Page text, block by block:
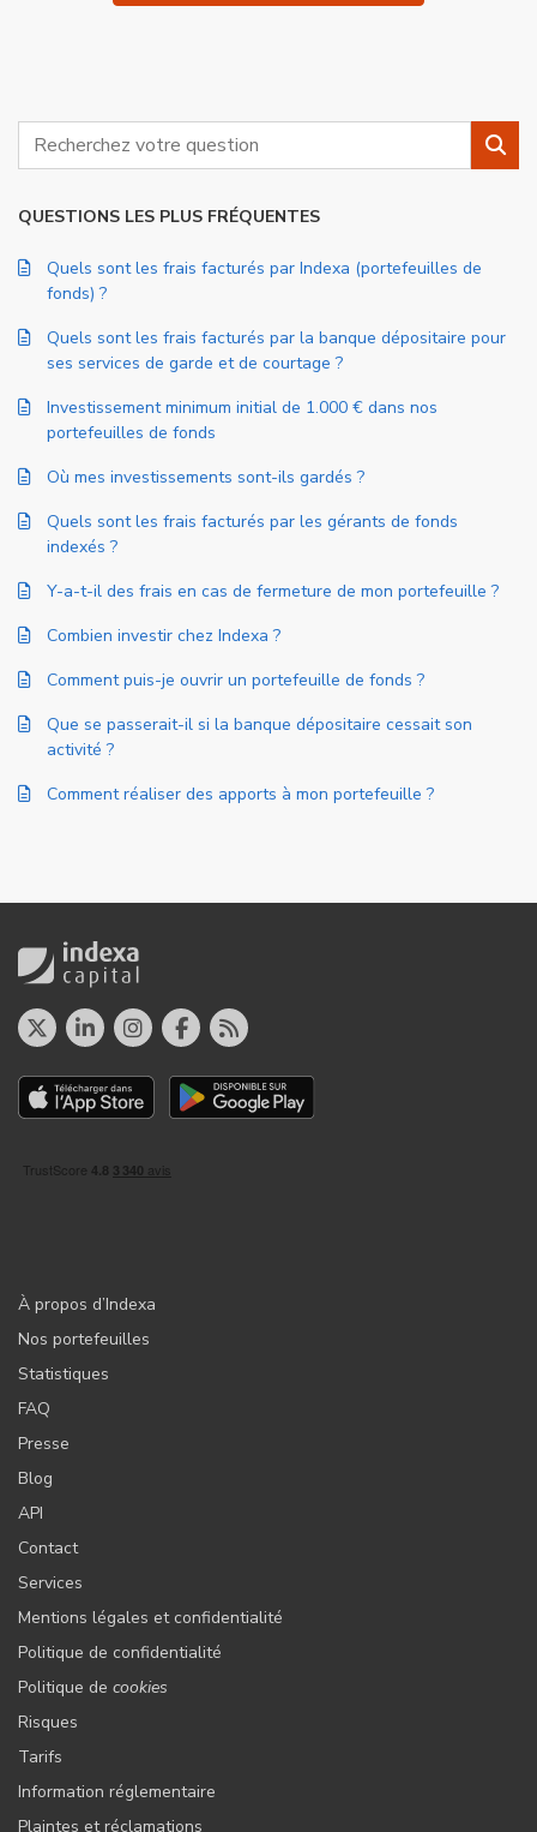
Rechercher
QUESTIONS LES PLUS FRÉQUENTES
Quels sont les frais facturés par Indexa (portefeuilles de
fonds) ?
Quels sont les frais facturés par la banque dépositaire pour
ses services de garde et de courtage ?
Investissement minimum initial de 1.000 € dans nos
portefeuilles de fonds
Où mes investissements sont-ils gardés ?
Quels sont les frais facturés par les gérants de fonds
indexés ?
Y-a-t-il des frais en cas de fermeture de mon portefeuille ?
Combien investir chez Indexa ?
Comment puis-je ouvrir un portefeuille de fonds ?
Que se passerait-il si la banque dépositaire cessait son
activité ?
Comment réaliser des apports à mon portefeuille ?
À propos d’Indexa
Nos portefeuilles
Statistiques
FAQ
Presse
Blog
API
Contact
Services
Mentions légales et confidentialité
Politique de confidentialité
Politique de cookies
Risques
Tarifs
Information réglementaire
Plaintes et réclamations